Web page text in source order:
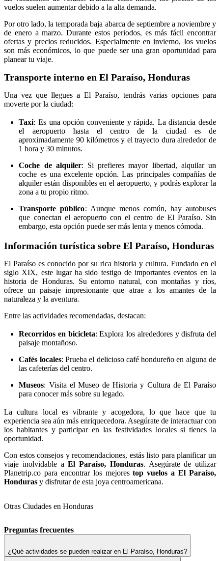
vuelos suelen aumentar debido a la alta demanda.
Por otro lado, la temporada baja abarca de septiembre a noviembre y
de enero a marzo. Durante estos periodos, es más fácil encontrar
ofertas y precios reducidos. Especialmente en invierno, los vuelos
son más económicos, lo que puede ser una gran oportunidad para
planear tu viaje.
Transporte interno en El Paraíso, Honduras
Una vez que llegues a El Paraíso, tendrás varias opciones para
moverte por la ciudad:
Taxi: Es una opción conveniente y rápida. La distancia desde
el aeropuerto hasta el centro de la ciudad es de
aproximadamente 90 kilómetros y el trayecto dura alrededor de
1 hora y 30 minutos.
Coche de alquiler: Si prefieres mayor libertad, alquilar un
coche es una excelente opción. Las principales compañías de
alquiler están disponibles en el aeropuerto, y podrás explorar la
zona a tu propio ritmo.
Transporte público: Aunque menos común, hay autobuses
que conectan el aeropuerto con el centro de El Paraíso. Sin
embargo, esta opción puede ser más lenta y menos cómoda.
Información turística sobre El Paraíso, Honduras
El Paraíso es conocido por su rica historia y cultura. Fundado en el
siglo XIX, este lugar ha sido testigo de importantes eventos en la
historia de Honduras. Su entorno natural, con montañas y ríos,
ofrece un paisaje impresionante que atrae a los amantes de la
naturaleza y la aventura.
Entre las actividades recomendadas, destacan:
Recorridos en bicicleta: Explora los alrededores y disfruta del
paisaje montañoso.
Cafés locales: Prueba el delicioso café hondureño en alguna de
las cafeterías del centro.
Museos: Visita el Museo de Historia y Cultura de El Paraíso
para conocer más sobre su legado.
La cultura local es vibrante y acogedora, lo que hace que tu
experiencia sea aún más enriquecedora. Asegúrate de interactuar con
los habitantes y participar en las festividades locales si tienes la
oportunidad.
Con estos consejos y recomendaciones, estás listo para planificar un
viaje inolvidable aEl Paraíso, Honduras. Asegúrate de utilizar
Planetrip.co para encontrar los mejorestop vuelos a El Paraíso,
Honduras y disfrutar de esta joya centroamericana.
Otras Ciudades en Honduras
Preguntas frecuentes
¿Qué actividades se pueden realizar en El Paraíso, Honduras?